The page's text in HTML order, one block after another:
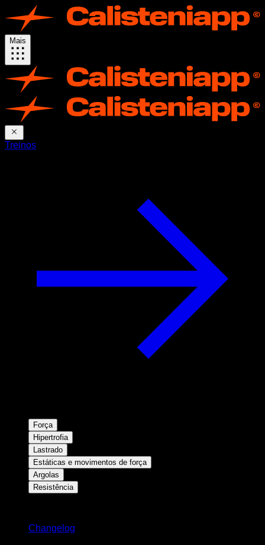
Mais
Treinos
Força
Hipertrofia
Lastrado
Estáticas e movimentos de força
Argolas
Resistência
Changelog